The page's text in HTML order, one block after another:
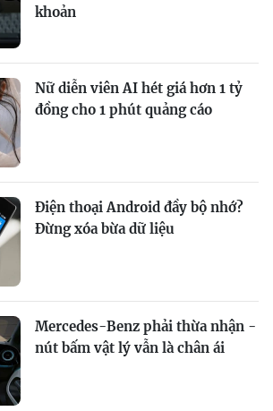
khoản
Nữ diễn viên AI hét giá hơn 1 tỷ
đồng cho 1 phút quảng cáo
Điện thoại Android đầy bộ nhớ?
Đừng xóa bừa dữ liệu
Mercedes-Benz phải thừa nhận -
nút bấm vật lý vẫn là chân ái